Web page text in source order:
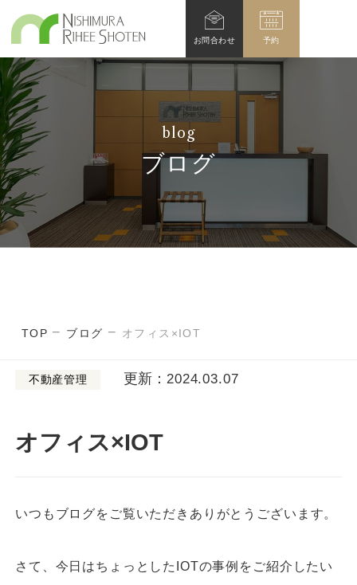
お問合わせ 予約
ブログ
blog
TOP ブログ オフィス×IOT
オフィス×IOT
不動産管理 更新：2024.03.07
いつもブログをご覧いただきありがとうございます。
さて、今日はちょっとしたIOTの事例をご紹介したい